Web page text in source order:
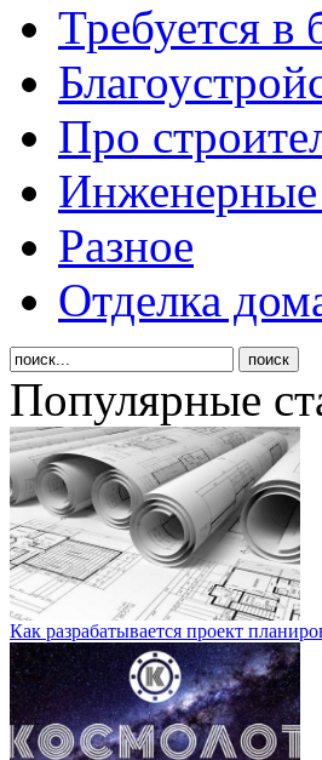
Требуется в
Про
Разное
Отделка
Популярные
Как разрабатывается проект